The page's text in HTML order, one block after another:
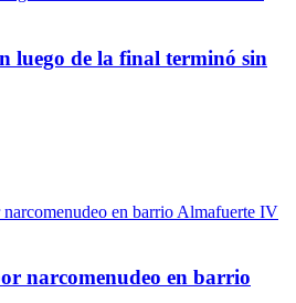
luego de la final terminó sin
narcomenudeo en barrio